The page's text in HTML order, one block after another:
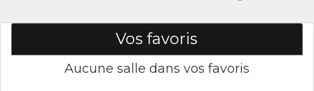
Vos favoris
Aucune salle dans vos favoris